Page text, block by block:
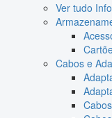
Ver tudo
Cabos e